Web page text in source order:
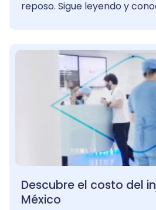
reposo. Sigue leyendo y
Descubre el costo del
México